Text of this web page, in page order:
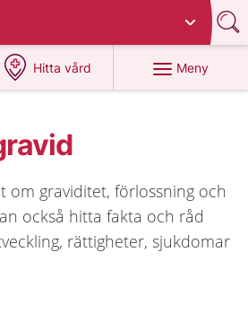
Hitta vård
på 1177.se
Meny
om graviditet, förlossning och
också hitta fakta och råd
rättigheter, sjukdomar